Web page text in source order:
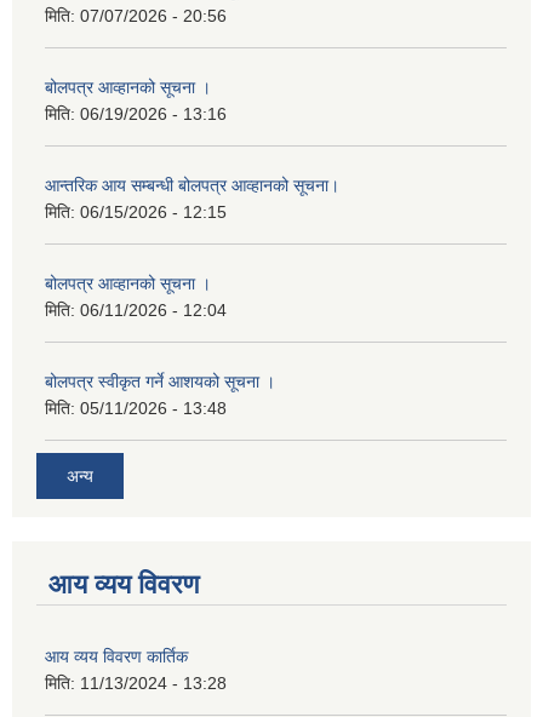
मिति: 07/07/2026 - 20:56
बोलपत्र आव्हानको सूचना ।
मिति: 06/19/2026 - 13:16
आन्तरिक आय सम्बन्धी बोलपत्र आव्हानको सूचना।
मिति: 06/15/2026 - 12:15
बोलपत्र आव्हानको सूचना ।
मिति: 06/11/2026 - 12:04
बोलपत्र स्वीकृत गर्ने आशयको सूचना ।
मिति: 05/11/2026 - 13:48
अन्य
आय व्यय विवरण
आय व्यय विवरण कार्तिक
मिति: 11/13/2024 - 13:28